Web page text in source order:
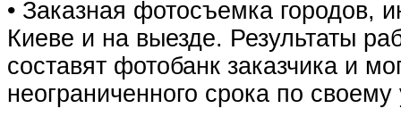
• Заказная фотосъемка городов,
Киеве и на выезде. Результаты
составят фотобанк заказчика и
неограниченного срока по